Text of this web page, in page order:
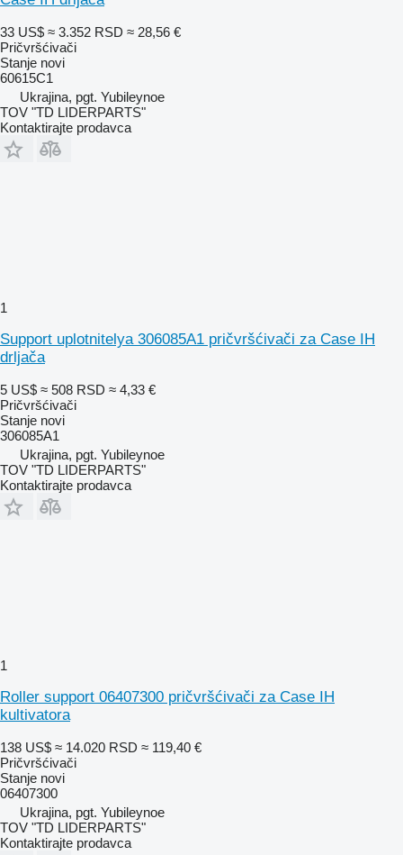
33 US$ ≈ 3.352 RSD ≈ 28,56 €
Pričvršćivači
Stanje novi
60615C1
Ukrajina, pgt. Yubileynoe
TOV "TD LIDERPARTS"
Kontaktirajte prodavca
1
Support uplotnitelya 306085A1 pričvršćivači za Case IH
drljača
5 US$ ≈ 508 RSD ≈ 4,33 €
Pričvršćivači
Stanje novi
306085A1
Ukrajina, pgt. Yubileynoe
TOV "TD LIDERPARTS"
Kontaktirajte prodavca
1
Roller support 06407300 pričvršćivači za Case IH
kultivatora
138 US$ ≈ 14.020 RSD ≈ 119,40 €
Pričvršćivači
Stanje novi
06407300
Ukrajina, pgt. Yubileynoe
TOV "TD LIDERPARTS"
Kontaktirajte prodavca